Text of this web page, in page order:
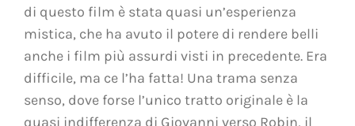
di questo film è stata quasi un’esperienza
mistica, che ha avuto il potere di rendere belli
anche i film più assurdi visti in precedente. Era
difficile, ma ce l’ha fatta! Una trama senza
senso, dove forse l’unico tratto originale è la
quasi indifferenza di Giovanni verso Robin, il